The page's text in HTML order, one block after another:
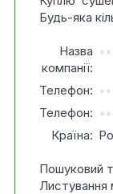
Будь-яка
Назва
компанії:
Телефон:
Телефон:
Країна:
Пошуковий